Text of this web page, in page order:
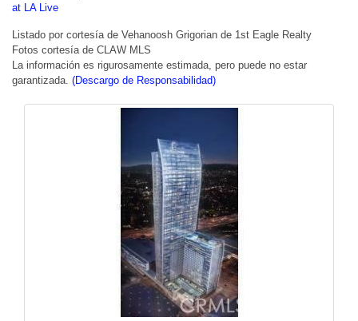
at LA Live
Listado por cortesía de Vehanoosh Grigorian de 1st Eagle Realty
Fotos cortesía de CLAW MLS
La información es rigurosamente estimada, pero puede no estar
garantizada. (Descargo de Responsabilidad)